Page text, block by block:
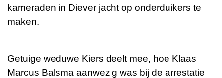
kameraden in Diever jacht op onderduikers te
maken.
Getuige weduwe Kiers deelt mee, hoe Klaas
Marcus Balsma aanwezig was bij de arrestatie